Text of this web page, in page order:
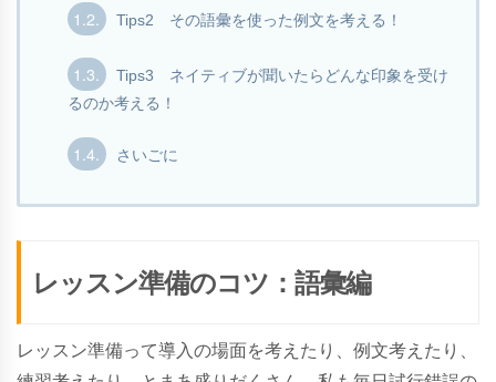
1.2. Tips2 その語彙を使った例文を考える！
1.3.
Tips3 ネイティブが聞いたらどんな印象を受け
るのか考える！
1.4. さいごに
レッスン準備のコツ：語彙編
レッスン準備って導入の場面を考えたり、例文考えたり、